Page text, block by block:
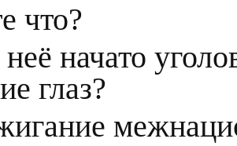
что?
начато
глаз?